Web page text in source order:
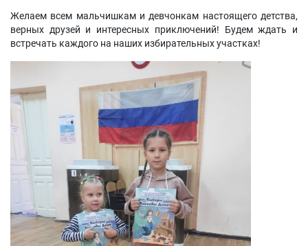
Желаем всем мальчишкам и девчонкам настоящего детства,
верных друзей и интересных приключений! Будем ждать и
встречать каждого на наших избирательных участках!